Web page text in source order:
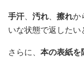
手汗、 汚れ、 擦れか
いな状態で返したい
さらに、 本の表紙を